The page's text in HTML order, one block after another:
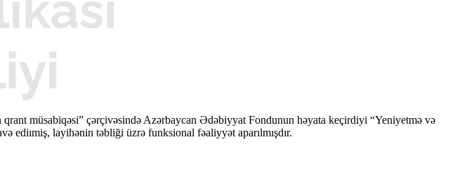
müsabiqəsi” çərçivəsində Azərbaycan Ədəbiyyat Fondunun həyata keçirdiyi “Yeniyetmə və
ediımiş, layihənin təbliği üzrə funksional fəaliyyət aparılmışdır.